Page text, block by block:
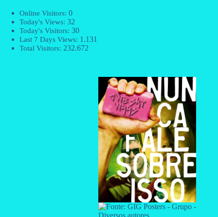
Online Visitors: 0
Today's Views: 32
Today's Visitors: 30
Last 7 Days Views: 1.131
Total Visitors: 232.672